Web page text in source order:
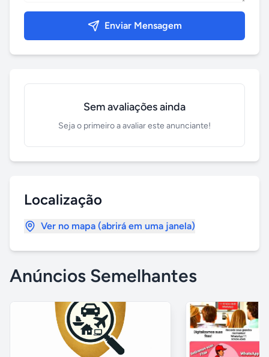
Enviar Mensagem
Sem avaliações ainda
Seja o primeiro a avaliar este anunciante!
Localização
Ver no mapa (abrirá em uma janela)
Anúncios Semelhantes